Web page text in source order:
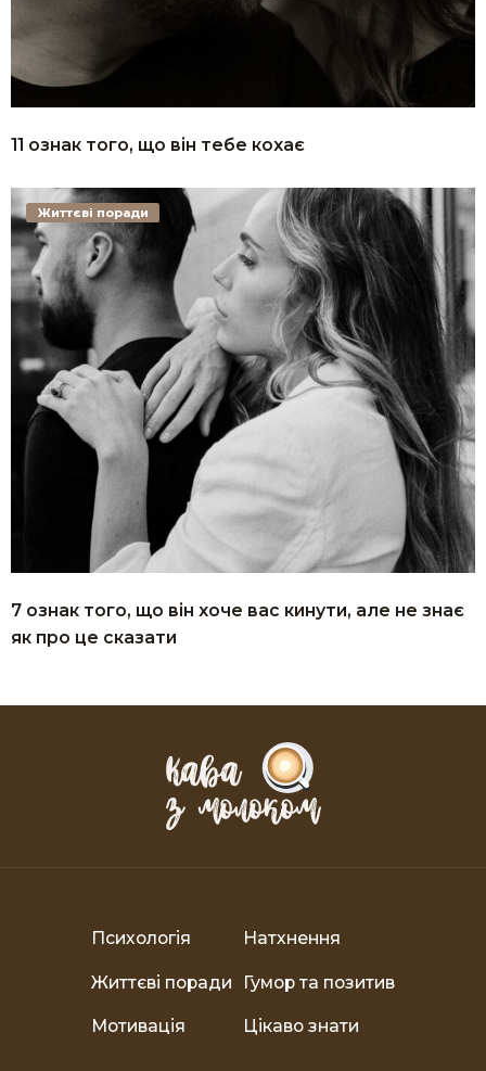
11 ознак того, що він тебе кохає
7 ознак того, що він хоче вас кинути, але не знає
як про це сказати
Життєві поради
Психологія Натхнення
Життєві поради Гумор та позитив
Мотивація Цікаво знати